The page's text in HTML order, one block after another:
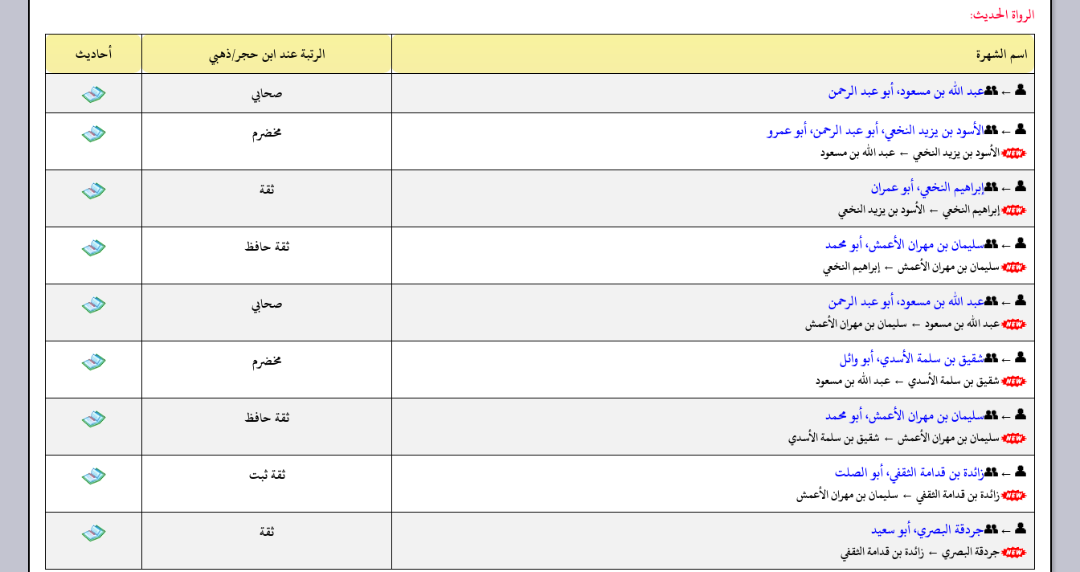
الرواة الحديث:
اسم الشهرة
الرتبة عند ابن حجر/ذهبي
أحاديث
👤←👥عبد الله بن مسعود، أبو عبد الرحمن
صحابي
👤←👥الأسود بن يزيد النخعي، أبو عبد الرحمن، أبو عمرو
الأسود بن يزيد النخعي ← عبد الله بن مسعود
مخضرم
👤←👥إبراهيم النخعي، أبو عمران
إبراهيم النخعي ← الأسود بن يزيد النخعي
ثقة
👤←👥سليمان بن مهران الأعمش، أبو محمد
سليمان بن مهران الأعمش ← إبراهيم النخعي
ثقة حافظ
👤←👥عبد الله بن مسعود، أبو عبد الرحمن
عبد الله بن مسعود ← سليمان بن مهران الأعمش
صحابي
👤←👥شقيق بن سلمة الأسدي، أبو وائل
شقيق بن سلمة الأسدي ← عبد الله بن مسعود
مخضرم
👤←👥سليمان بن مهران الأعمش، أبو محمد
سليمان بن مهران الأعمش ← شقيق بن سلمة الأسدي
ثقة حافظ
👤←👥زائدة بن قدامة الثقفي، أبو الصلت
زائدة بن قدامة الثقفي ← سليمان بن مهران الأعمش
ثقة ثبت
👤←👥جردقة البصري، أبو سعيد
جردقة البصري ← زائدة بن قدامة الثقفي
ثقة